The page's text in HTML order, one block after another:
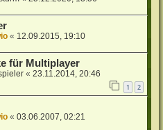
« 12.09.2015, 19:10
für Multiplayer
«23.11.2014, 20:46
1 2
«03.06.2007, 02:21